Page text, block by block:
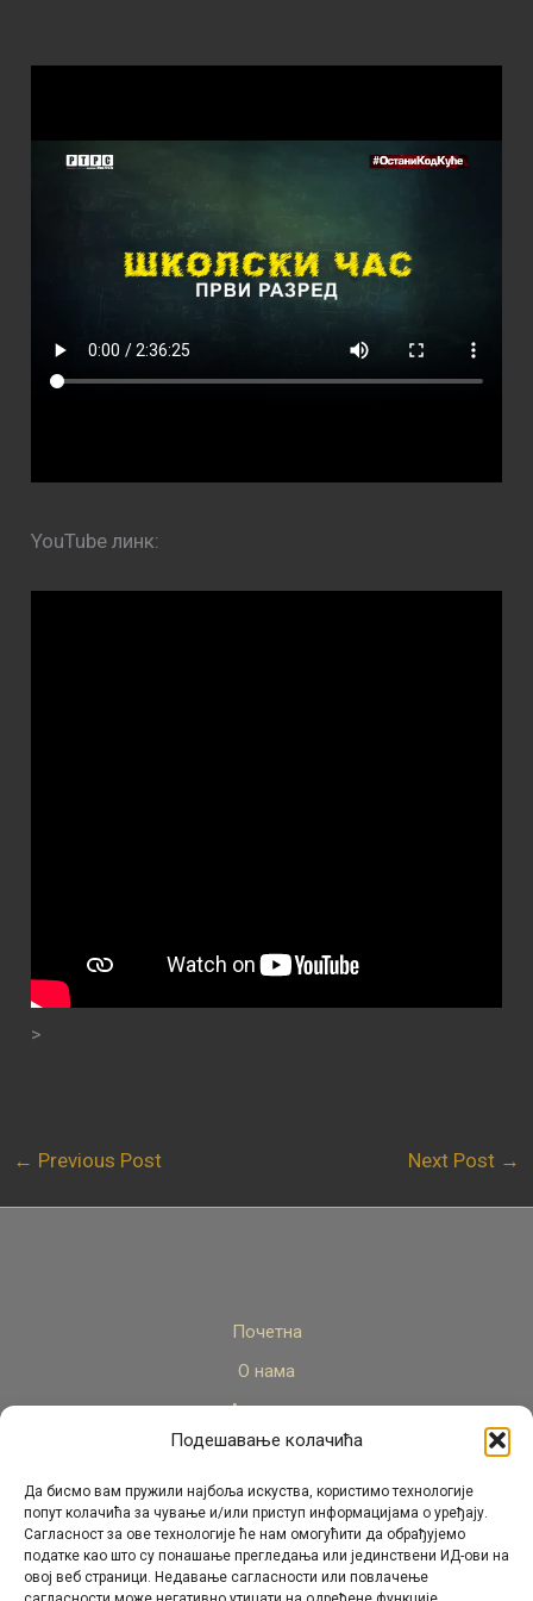
Подешавање колачића
Да бисмо вам пружили најбоља искуства, користимо технологије
попут колачића за чување и/или приступ информацијама о уређају.
Сагласност за ове технологије ће нам омогућити да обрађујемо
податке као што су понашање прегледања или јединствени ИД-ови на
овој веб страници. Недавање сагласности или повлачење
YouTube линк:
>
← Previous Post Next Post →
Почетна
О нама
Актуелно
Стручни кадар
Пројекти
Архива
Контакт